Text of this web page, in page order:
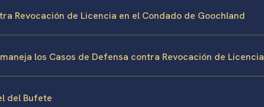
Revocación de Licencia en el Condado de Goochland
maneja los Casos de Defensa contra Revocación de Licencia
del Bufete